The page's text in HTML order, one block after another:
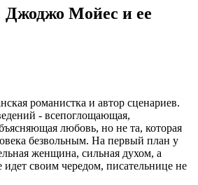
Джоджо Мойес и ее
романистка и автор сценариев.
- всепоглощающая,
любовь, но не та, которая
безвольным. На первый план у
женщина, сильная духом, а
идет своим чередом, писательнице не